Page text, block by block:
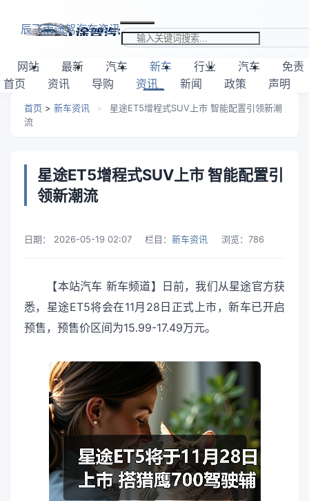
辰飞雨途驾汽车资讯
搜索关键词
网站
首页
最新
资讯
汽车
导购
新车
资讯
行业
新闻
汽车
政策
免责
声明
首页 > 新车资讯 >
星途ET5增程式SUV上市 智能配置引领新潮
流
星途ET5增程式SUV上市 智能配置引
领新潮流
日期： 2026-05-19 02:07 栏目： 新车资讯 浏览： 786
【本站汽车 新车频道】日前，我们从星途官方获
悉，星途ET5将会在11月28日正式上市，新车已开启
预售，预售价区间为15.99-17.49万元。